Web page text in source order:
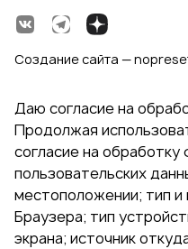
Создание сайта —
Даю согласие на
Продолжая
согласие на обработку
пользовательских
местоположении; тип и
Браузера; тип
экрана; источник